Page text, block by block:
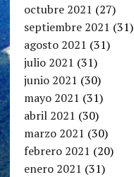
octubre 2021 (27)
septiembre 2021 (31)
agosto 2021 (31)
julio 2021 (31)
junio 2021 (30)
mayo 2021 (31)
abril 2021 (30)
marzo 2021 (30)
febrero 2021 (20)
enero 2021 (31)